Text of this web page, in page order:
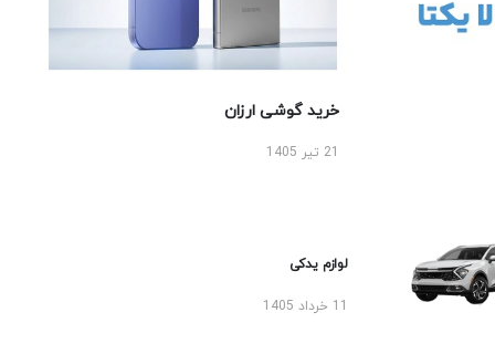
خرید گوشی ارزان
لوازم یدکی